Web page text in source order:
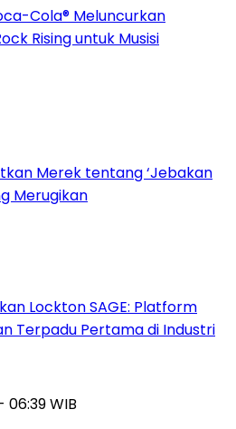
Cola® Meluncurkan
Rising untuk Musisi
Merek tentang ‘Jebakan
Merugikan
Lockton SAGE: Platform
Terpadu Pertama di Industri
06:39 WIB